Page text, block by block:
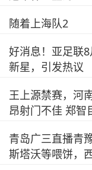
随着上海队2
好消息！亚足联
新星，引发热议
王上源禁赛，河
昂射门不佳 郑智
青岛广三直播青
斯塔沃等喂饼，